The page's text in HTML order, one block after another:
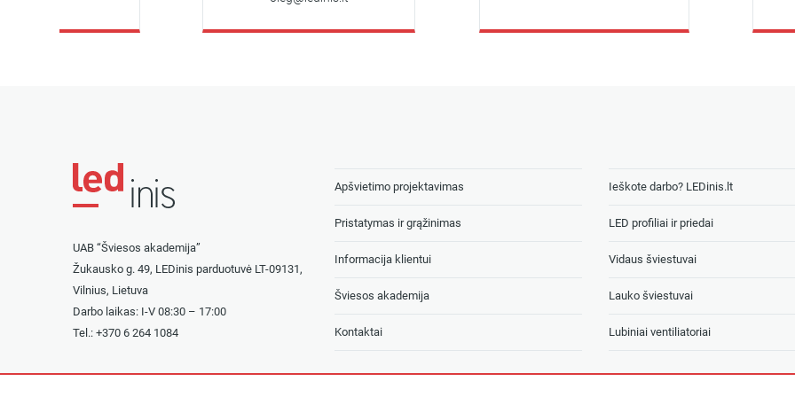
UAB “Šviesos akademija”
Žukausko g. 49, LEDinis parduotuvė LT-09131,
Vilnius, Lietuva
Darbo laikas: I-V 08:30 – 17:00
Tel.: +370 6 264 1084
Apšvietimo projektavimas
Pristatymas ir grąžinimas
Informacija klientui
Šviesos akademija
Kontaktai
Ieškote darbo? LEDinis.lt
LED profiliai ir priedai
Vidaus šviestuvai
Lauko šviestuvai
Lubiniai ventiliatoriai